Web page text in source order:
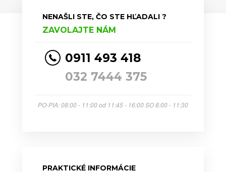
NENAŠLI STE, ČO STE HĽADALI ?
ZAVOLAJTE NÁM
0911 493 418
032 7444 375
PO-PIA: 08:00 - 11:00 od 11:45 - 16:00 SO 8:00 - 11:30
PRAKTICKÉ INFORMÁCIE